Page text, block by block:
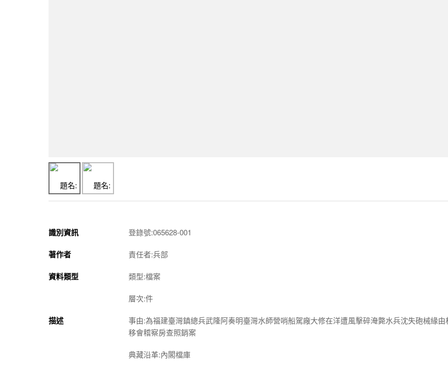
識別資訊 登錄號:065628-001
著作者 責任者:兵部
資料類型 類型:檔案
層次:件
描述
事由:為福建臺灣鎮總兵武隆阿奏明臺灣水師營哨船駕廠大修在洋遭風擊碎淹斃水兵沈失砲械緣由
移會稽察房查照銷案
典藏沿革:內閣檔庫